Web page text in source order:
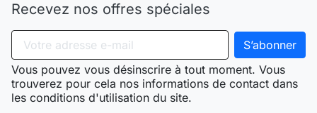
Recevez nos offres spéciales
Vous pouvez vous désinscrire à tout moment. Vous
trouverez pour cela nos informations de contact dans
les conditions d'utilisation du site.